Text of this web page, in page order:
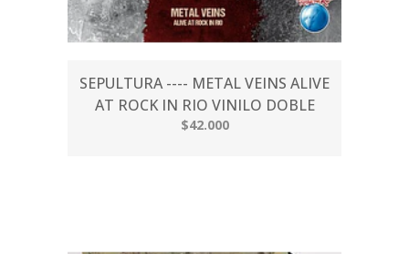
SEPULTURA ---- METAL VEINS ALIVE
AT ROCK IN RIO VINILO DOBLE
$42.000